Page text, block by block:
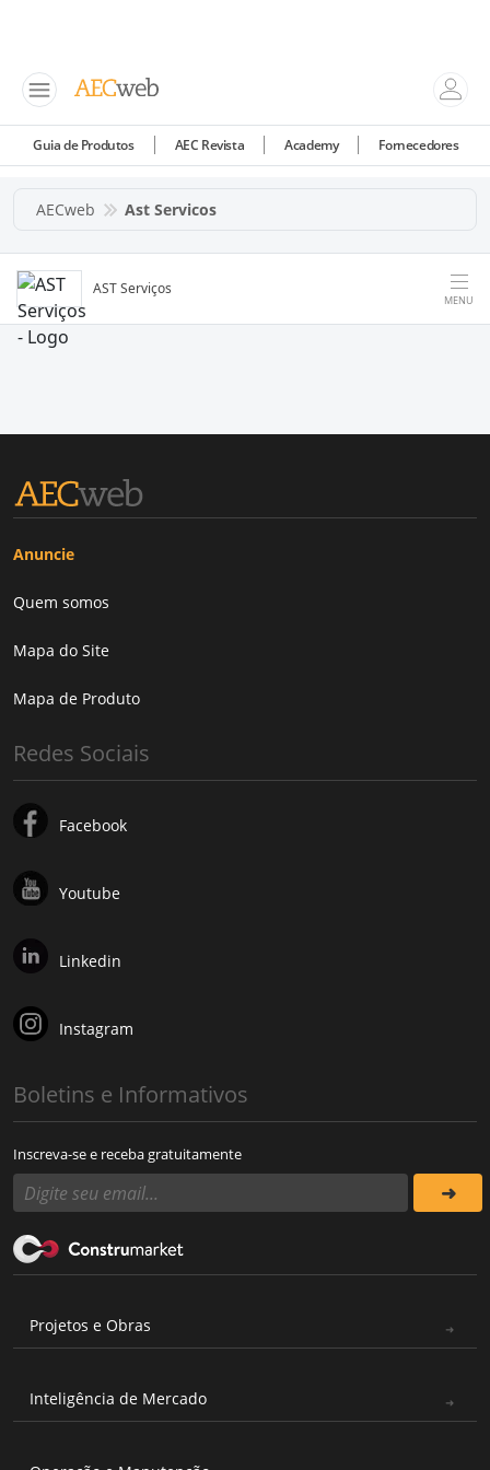
Guia de Produtos AEC Revista Academy Fornecedores
AECweb Ast Servicos
AST Serviços
MENU
Anuncie
Quem somos
Mapa do Site
Mapa de Produto
Redes Sociais
Facebook
Youtube
Linkedin
Instagram
Boletins e Informativos
Inscreva-se e receba gratuitamente
Projetos e Obras
Inteligência de Mercado